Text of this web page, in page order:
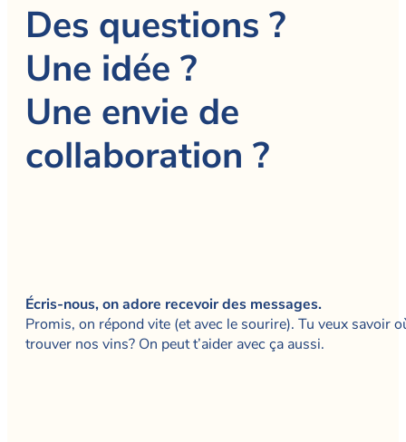
Des questions ?
Une idée ?
Une envie de
collaboration ?
Écris-nous, on adore recevoir des messages.
Promis, on répond vite (et avec le sourire). Tu veux savoir
trouver nos vins? On peut t’aider avec ça aussi.